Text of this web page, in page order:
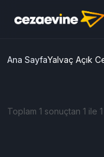
Ana SayfaYalvaç Açık
Toplam 1 sonuçtan 1 ile